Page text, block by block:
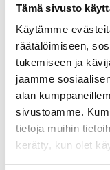
Tämä sivusto
Käytämme
räätälöimiseen,
tukemiseen ja
jaamme
alan
sivustoamme.
tietoja muihin
kerätty, kun olet
Tapahtumat
NoticeEi tuloksia.
Tuleva
Valitse
päivä.
EdellisetTapahtumat